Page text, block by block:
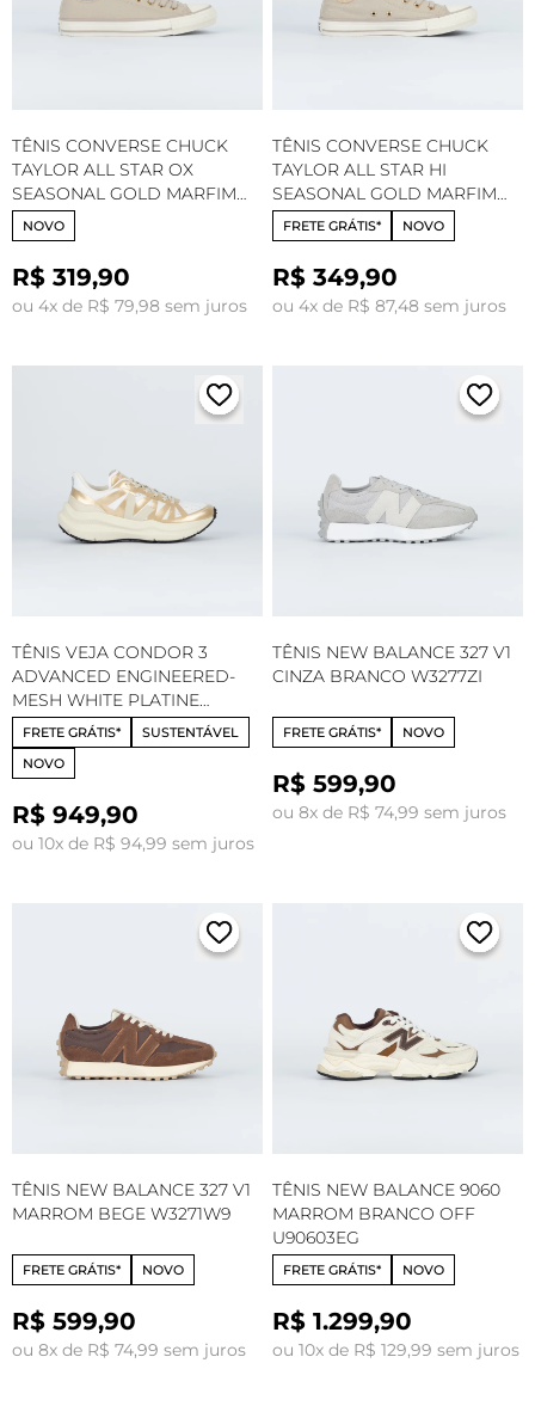
TÊNIS CONVERSE CHUCK
TAYLOR ALL STAR OX
SEASONAL GOLD MARFIM
AMENDOA CT35000003
NOVO
R$ 319,90
ou 4x de R$ 79,98 sem juros
TÊNIS CONVERSE CHUCK
TAYLOR ALL STAR HI
SEASONAL GOLD MARFIM
AMENDOA CT34990003
FRETE GRÁTIS* NOVO
R$ 349,90
ou 4x de R$ 87,48 sem juros
TÊNIS VEJA CONDOR 3
ADVANCED ENGINEERED-
MESH WHITE PLATINE
CE2821891
FRETE GRÁTIS*
SUSTENTÁVEL
NOVO
R$ 949,90
ou 10x de R$ 94,99 sem juros
TÊNIS NEW BALANCE 327 V1
CINZA BRANCO W3277ZI
FRETE GRÁTIS* NOVO
R$ 599,90
ou 8x de R$ 74,99 sem juros
TÊNIS NEW BALANCE 327 V1
MARROM BEGE W3271W9
FRETE GRÁTIS* NOVO
R$ 599,90
ou 8x de R$ 74,99 sem juros
TÊNIS NEW BALANCE 9060
MARROM BRANCO OFF
U90603EG
FRETE GRÁTIS* NOVO
R$ 1.299,90
ou 10x de R$ 129,99 sem juros